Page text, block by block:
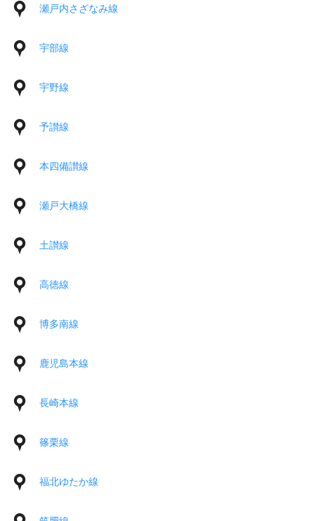
瀬戸内さざなみ線
宇部線
宇野線
予讃線
本四備讃線
瀬戸大橋線
土讃線
高徳線
博多南線
鹿児島本線
長崎本線
篠栗線
福北ゆたか線